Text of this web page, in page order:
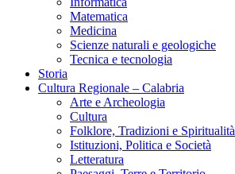
Matematica
Medicina
Scienze naturali e geologiche
Tecnica e tecnologia
Storia
Cultura Regionale – Calabria
Arte e Archeologia
Cultura
Folklore, Tradizioni e Spiritualità
Istituzioni, Politica e Società
Letteratura